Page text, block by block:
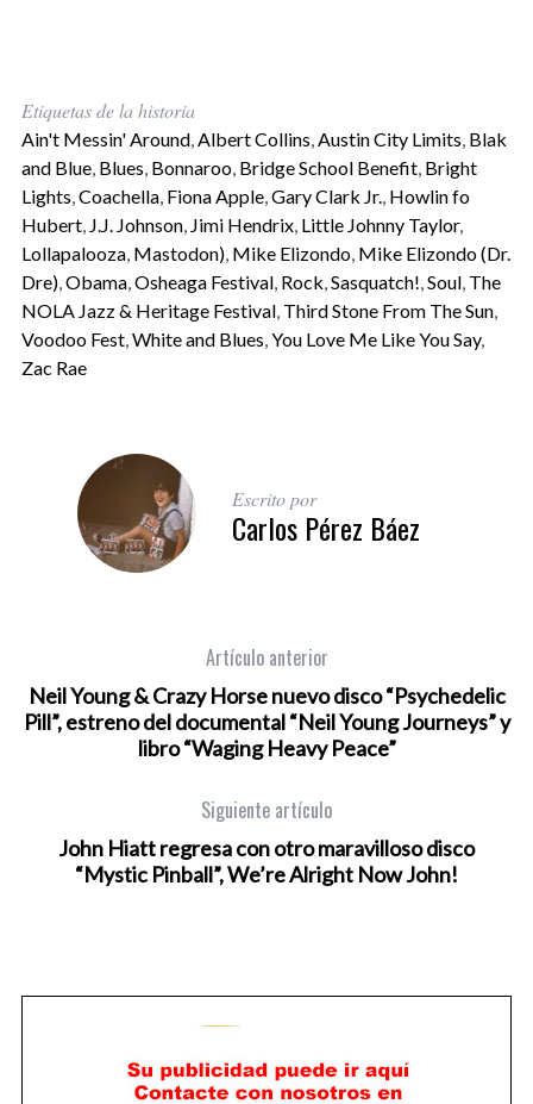
Etiquetas de la historia
Ain't Messin' Around, Albert Collins Austin City Limits Blak
and Blue, Blues Bonnaroo, Bridge School Benefit, Bright
Lights Coachella, Fiona Apple, Gary Clark Jr. Howlin fo
Hubert, J.J. Johnson, Jimi Hendrix, Little Johnny Taylor,
Lollapalooza, Mastodon), Mike Elizondo, Mike Elizondo (Dr.
Dre), Obama, Osheaga Festival, Rock Sasquatch! Soul, The
NOLA Jazz & Heritage Festival, Third Stone From The Sun,
Voodoo Fest, White and Blues You Love Me Like You Say,
Zac Rae
Escrito por
Carlos Pérez Báez
Artículo anterior
Neil Young & Crazy Horse nuevo disco “Psychedelic
Pill”, estreno del documental “Neil Young Journeys” y
libro “Waging Heavy Peace”
Siguiente artículo
John Hiatt regresa con otro maravilloso disco
“Mystic Pinball”, We’re Alright Now John!